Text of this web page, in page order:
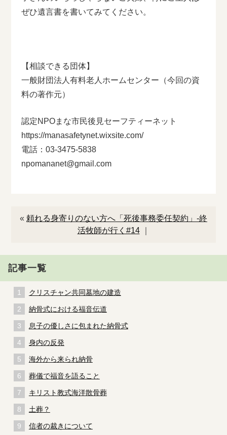
ぜひ遺言書を書いてみてください。
【相談できる団体】
一般財団法人有料老人ホームセンター（今回の資
料の著作元）
認定NPOまな市民後見セーフティーネット
https://manasafetynet.wixsite.com/
電話：03-3475-5838
npomananet@gmail.com
« 頼れる身寄りのない方へ「死後事務委任契約」-終
活牧師が行く#14｜
記事一覧
クリスチャン共同墓地の建造
納骨式における福音伝道
息子の優しさに包まれた納骨式
身内の反発
海外から来られ納骨
葬儀で福音を語ること
キリスト教式海洋散骨葬
土葬？
信者の裁きについて